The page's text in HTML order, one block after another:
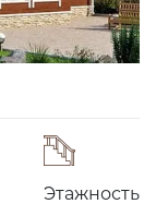
Этажность